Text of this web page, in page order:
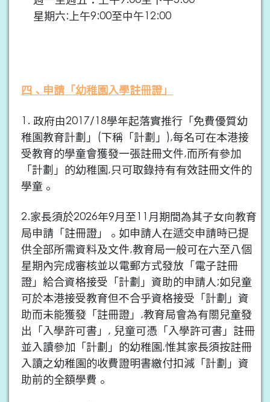
星期六:上午9:00至中午12:00
四、申請「幼稚園入學註冊證」
1. 政府由2017/18學年起落實推行「免費優質幼
稚園教育計劃」(下稱「計劃」),每名可在本港接
受教育的學童會獲發一張註冊文件,而所有參加
「計劃」的幼稚園,只可取錄持有有效註冊文件的
學童。
2.家長須於2026年9月至11月期間為其子女向教育
局申請「註冊證」。如申請人在遞交申請時已提
供全部所需資料及文件,教育局一般可在六至八個
星期內完成審核並以電郵方式發放「電子註冊
證」給合資格接受「計劃」資助的申請人;如兒童
可於本港接受教育但不合乎資格接受「計劃」資
助而未能獲發「註冊證」,教育局會為有關兒童發
出「入學許可書」, 兒童可憑「入學許可書」註冊
並入讀參加「計劃」的幼稚園,惟其家長須按註冊
入讀之幼稚園的收費證明書繳付扣減「計劃」資
助前的全額學費。